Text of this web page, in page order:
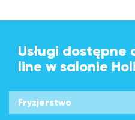
Usługi
line w salonie
Fryzjerstwo